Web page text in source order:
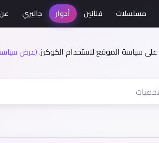
سياسة الموقع لاستخدام الكوكيز.(عرض
مسلسلات فنانين أدوار جاليري